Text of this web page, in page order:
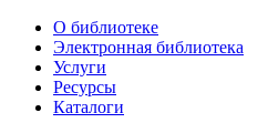
О библиотеке
Электронная библиотека
Услуги
Ресурсы
Каталоги